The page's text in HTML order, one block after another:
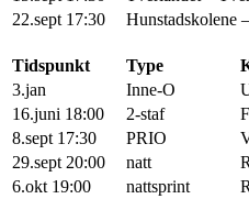
22.sept 17:30
Hunstadskolene
Tidspunkt
Type
3.jan
Inne-O
16.juni 18:00
2-staf
8.sept 17:30
PRIO
29.sept 20:00
natt
6.okt 19:00
nattsprint